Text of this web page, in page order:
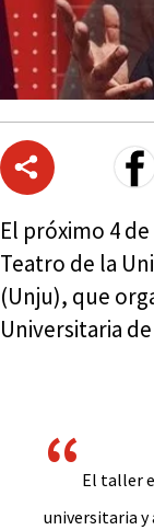
El próximo 4
Teatro de la
(Unju), que
Universitaria
El taller
universitaria y